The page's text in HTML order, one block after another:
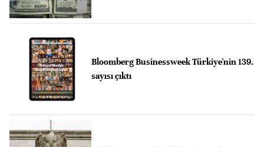
Bloomberg Businessweek Türkiye'nin 139.
sayısı çıktı